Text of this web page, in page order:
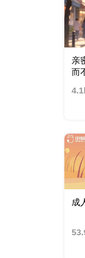
亲
而
成